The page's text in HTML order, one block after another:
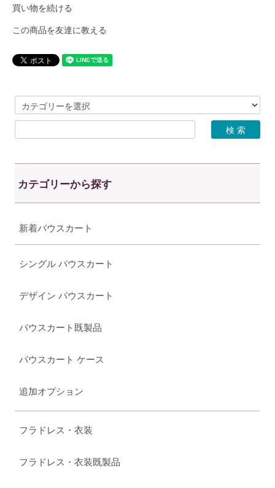
買い物を続ける
この商品を友達に教える
カテゴリーから探す
新着パウスカート
シングル パウスカート
デザイン パウスカート
パウスカート既製品
パウスカート ケース
追加オプション
フラドレス・衣装
フラドレス・衣装既製品